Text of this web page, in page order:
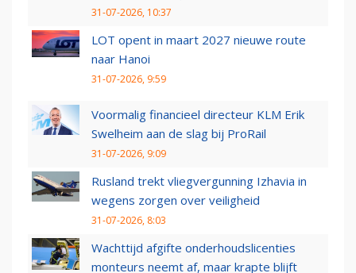
31-07-2026, 10:37
LOT opent in maart 2027 nieuwe route
naar Hanoi
31-07-2026, 9:59
Voormalig financieel directeur KLM Erik
Swelheim aan de slag bij ProRail
31-07-2026, 9:09
Rusland trekt vliegvergunning Izhavia in
wegens zorgen over veiligheid
31-07-2026, 8:03
Wachttijd afgifte onderhoudslicenties
monteurs neemt af, maar krapte blijft